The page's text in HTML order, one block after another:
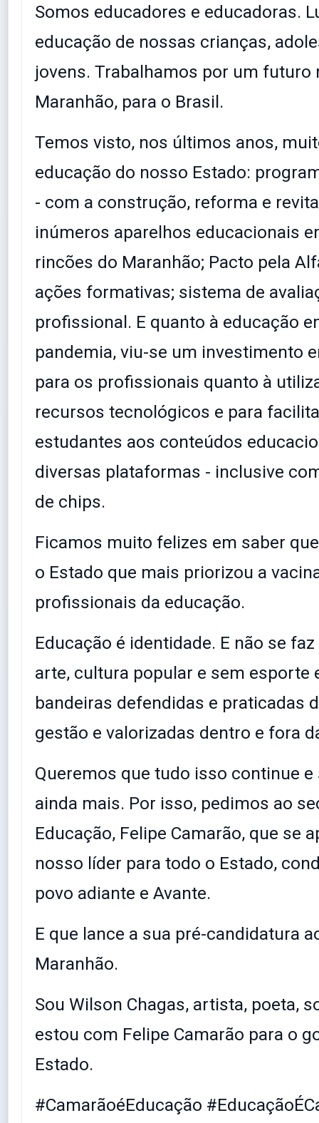
Somos educadores e educadoras.
educação de nossas crianças,
jovens. Trabalhamos por um futuro
Maranhão, para o Brasil.
Temos visto, nos últimos anos,
educação do nosso Estado:
- com a construção, reforma e
inúmeros aparelhos educacionais
rincões do Maranhão; Pacto pela
ações formativas; sistema de
profissional. E quanto à educação
pandemia, viu-se um investimento
para os profissionais quanto à
recursos tecnológicos e para
estudantes aos conteúdos
diversas plataformas - inclusive
de chips.
Ficamos muito felizes em saber
o Estado que mais priorizou a
profissionais da educação.
Educação é identidade. E não se
arte, cultura popular e sem esporte
bandeiras defendidas e praticadas
gestão e valorizadas dentro e fora
Queremos que tudo isso continue
ainda mais. Por isso, pedimos ao
Educação, Felipe Camarão, que se
nosso líder para todo o Estado,
povo adiante e Avante.
E que lance a sua pré-candidatura
Maranhão.
Sou Wilson Chagas, artista, poeta,
estou com Felipe Camarão para o
Estado.
#CamarãoéEducação